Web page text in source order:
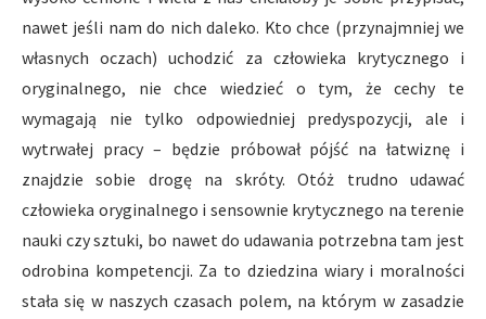
nawet jeśli nam do nich daleko. Kto chce (przynajmniej we
własnych oczach) uchodzić za człowieka krytycznego i
oryginalnego, nie chce wiedzieć o tym, że cechy te
wymagają nie tylko odpowiedniej predyspozycji, ale i
wytrwałej pracy – będzie próbował pójść na łatwiznę i
znajdzie sobie drogę na skróty. Otóż trudno udawać
człowieka oryginalnego i sensownie krytycznego na terenie
nauki czy sztuki, bo nawet do udawania potrzebna tam jest
odrobina kompetencji. Za to dziedzina wiary i moralności
stała się w naszych czasach polem, na którym w zasadzie